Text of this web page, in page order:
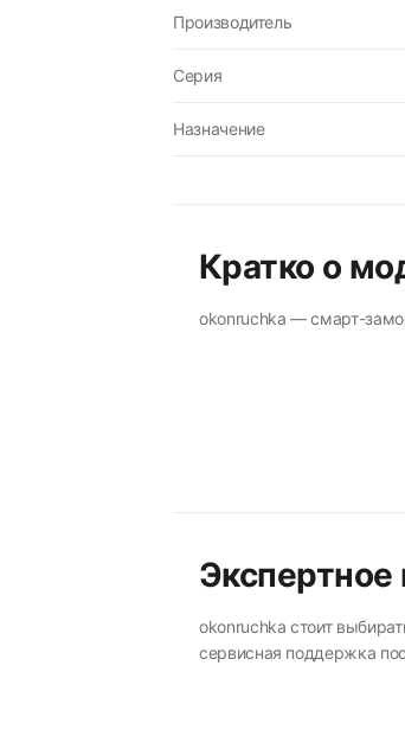
Производитель
Серия
Назначение
Кратко о
okonruchka — смарт-
okonruchka стоит
сервисная поддержка